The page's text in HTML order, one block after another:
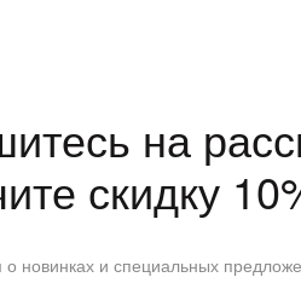
на
скидку
новинках и специальных